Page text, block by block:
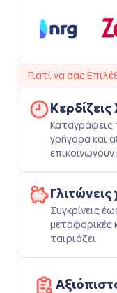
Γιατί να σας
Καταγράφεις
γρήγορα και
Συγκρίνεις
μεταφορικές
ταιριάζει